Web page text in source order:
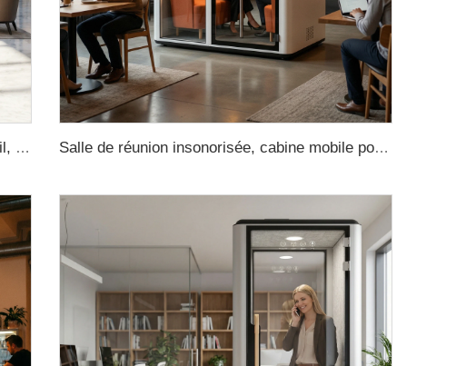
Cabine moderne de réunion, cabine de travail, cabine téléphonique insonorisée pour bureau, cabine insonorisée, cabine insonorisée pour bureau, cabines téléphoniques pour bureau Salle de réunion insonorisée, cabine mobile pour bureau, cabine de réunion pour bureau, canapé pour cabines de réunion, cabines de réunion pour bureau, cabines téléphoniques pour bureau